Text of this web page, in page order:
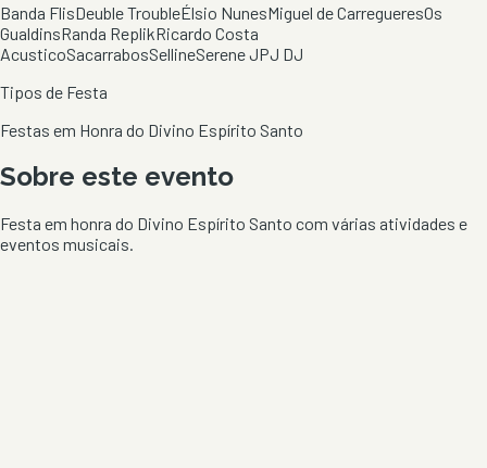
Banda FlisDeuble TroubleÉlsio NunesMiguel de CarregueresOs
GualdinsRanda ReplikRicardo Costa
AcusticoSacarrabosSellineSerene JPJ DJ
Tipos de Festa
Festas em Honra do Divino Espírito Santo
Sobre este evento
Festa em honra do Divino Espírito Santo com várias atividades e
eventos musicais.